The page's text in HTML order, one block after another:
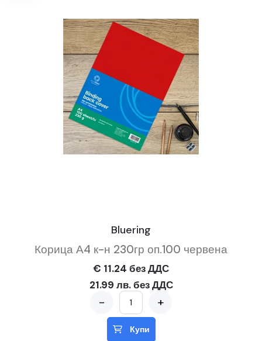
Bluering
Корица А4 к-н 230гр оп.100 червена
€ 11.24 без ДДС
21.99 лв. без ДДС
- +
Купи